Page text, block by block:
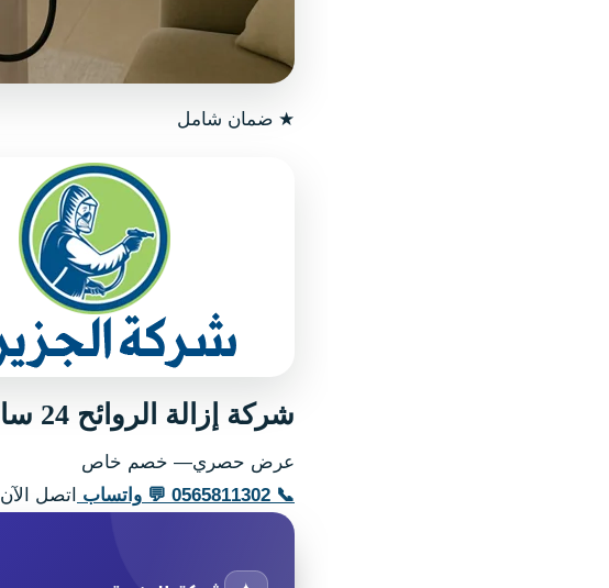
★ ضمان شامل
شركة إزالة الروائح 24 ساعة دبي: حلول فورية وموثوقة
عرض حصري— خصم خاص
📞
0565811302
💬 واتساب اتصل الآن